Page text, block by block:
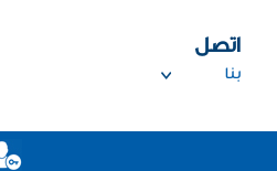
اتصل
بنا